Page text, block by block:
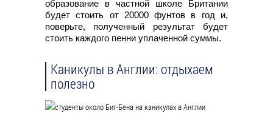
образование в частной школе Британии
будет стоить от 20000 фунтов в год и,
поверьте, полученный результат будет
стоить каждого пенни уплаченной суммы.
Каникулы в Англии: отдыхаем
полезно